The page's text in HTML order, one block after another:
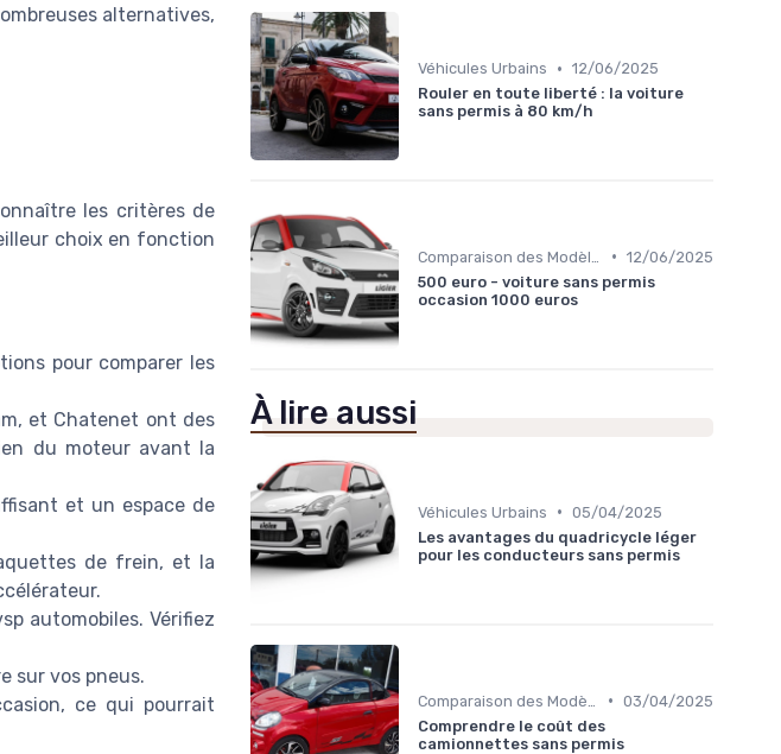
alternatives,
les critères de
choix en fonction
pour comparer les
et Chatenet ont des
du moteur avant la
et un espace de
de frein, et la
automobiles. Vérifiez
sur vos pneus.
ce qui pourrait
Véhicules Urbains • 12/06/2025
Rouler en toute liberté : la voiture
sans permis à 80 km/h
• 12/06/2025
500 euro - voiture sans permis
occasion 1000 euros
À lire aussi
Véhicules Urbains • 05/04/2025
Les avantages du quadricycle léger
pour les conducteurs sans permis
• 03/04/2025
Comprendre le coût des
camionnettes sans permis